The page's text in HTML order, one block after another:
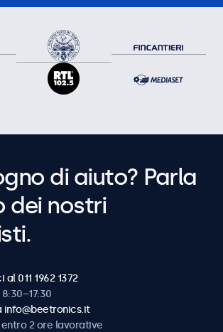
di aiuto? Parla
dei nostri
011 1962 1372
8:30–17:30
info@beetronics.it
entro 2 ore lavorative